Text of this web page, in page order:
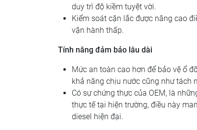
duy trì độ kiềm tuyệt vời.
Kiểm soát cặn lắc được nâng cao
vận hành thấp.
Tính năng đảm bảo lâu dài
Mức an toàn cao hơn để bảo vệ ổ
khả năng chịu nước cũng như tách
Có sự chứng thực của OEM, là
thực tế tại hiện trường, điều này
diesel hiện đại.